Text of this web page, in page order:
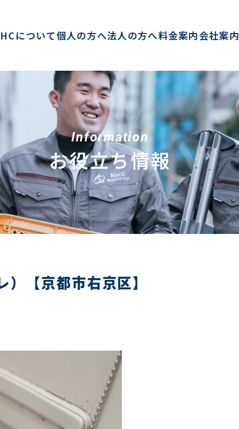
について個人の方へ法人の方へ料金案内会社案内
Information
お役立ち情報
【京都市右京区】